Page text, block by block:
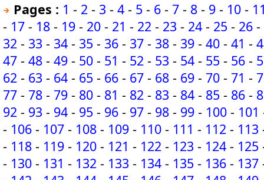
Pages : 1 - 2 - 3 - 4 - 5 - 6 - 7 - 8 - 9 - 10 -
- 17 - 18 - 19 - 20 - 21 - 22 - 23 - 24 - 25 - 26 -
32 - 33 - 34 - 35 - 36 - 37 - 38 - 39 - 40 - 41 -
47 - 48 - 49 - 50 - 51 - 52 - 53 - 54 - 55 - 56 -
62 - 63 - 64 - 65 - 66 - 67 - 68 - 69 - 70 - 71 -
77 - 78 - 79 - 80 - 81 - 82 - 83 - 84 - 85 - 86 -
92 - 93 - 94 - 95 - 96 - 97 - 98 - 99 - 100 - 101
- 106 - 107 - 108 - 109 - 110 - 111 - 112 - 113
- 118 - 119 - 120 - 121 - 122 - 123 - 124 - 125
- 130 - 131 - 132 - 133 - 134 - 135 - 136 - 137